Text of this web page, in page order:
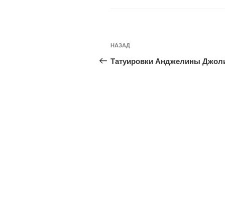
Навигация
по
записям
Предыдущая
запись:
НАЗАД
Татуировки Анджелины